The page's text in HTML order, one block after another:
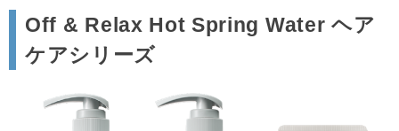
Off & Relax Hot Spring Water ヘア
ケアシリーズ